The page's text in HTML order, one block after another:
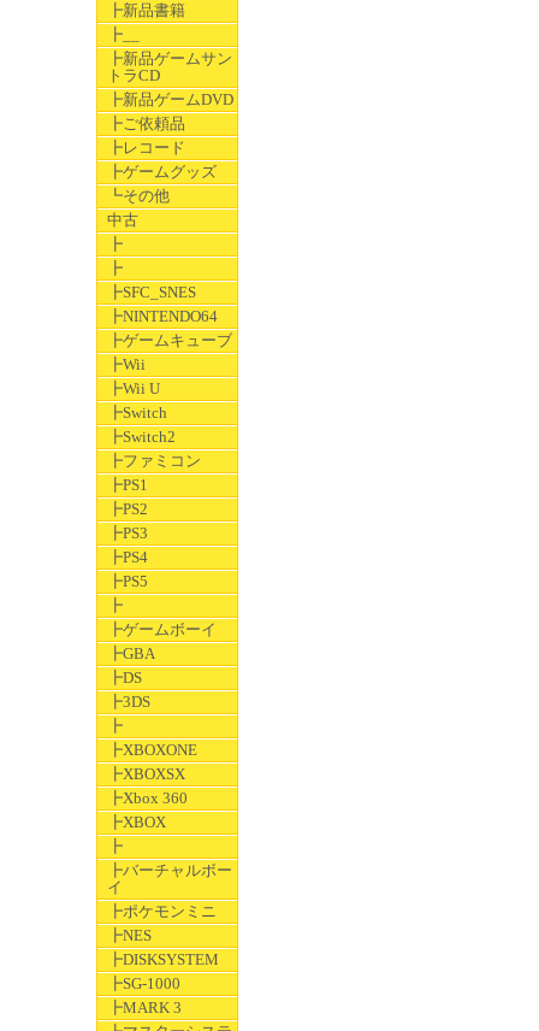
┣新品書籍
┣__
┣新品ゲームサン
トラCD
┣新品ゲームDVD
┣ご依頼品
┣レコード
┣ゲームグッズ
┗その他
中古
┣
┣
┣SFC_SNES
┣NINTENDO64
┣ゲームキューブ
┣Wii
┣Wii U
┣Switch
┣Switch2
┣ファミコン
┣PS1
┣PS2
┣PS3
┣PS4
┣PS5
┣
┣ゲームボーイ
┣GBA
┣DS
┣3DS
┣
┣XBOXONE
┣XBOXSX
┣Xbox 360
┣XBOX
┣
┣バーチャルボー
イ
┣ポケモンミニ
┣NES
┣DISKSYSTEM
┣SG-1000
┣MARK 3